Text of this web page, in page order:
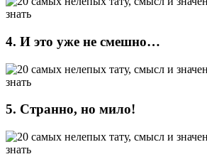
4. И это уже не смешно…
5. Странно, но мило!